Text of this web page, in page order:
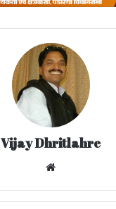
Vijay Dhritlahre
te